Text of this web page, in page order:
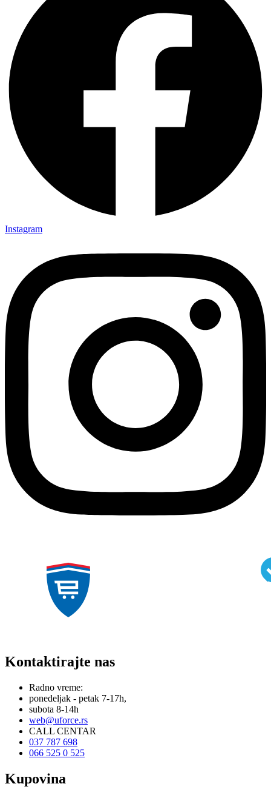
Instagram
Kontaktirajte nas
Radno vreme:
ponedeljak - petak 7-17h,
subota 8-14h
web@uforce.rs
CALL CENTAR
037 787 698
066 525 0 525
Kupovina